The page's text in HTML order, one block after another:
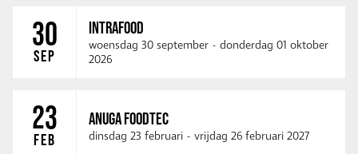
30
SEP
INTRAFOOD
woensdag 30 september - donderdag 01 oktober
2026
23
FEB
ANUGA FOODTEC
dinsdag 23 februari - vrijdag 26 februari 2027